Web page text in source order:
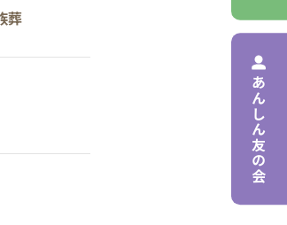
葬
あんしん友の会